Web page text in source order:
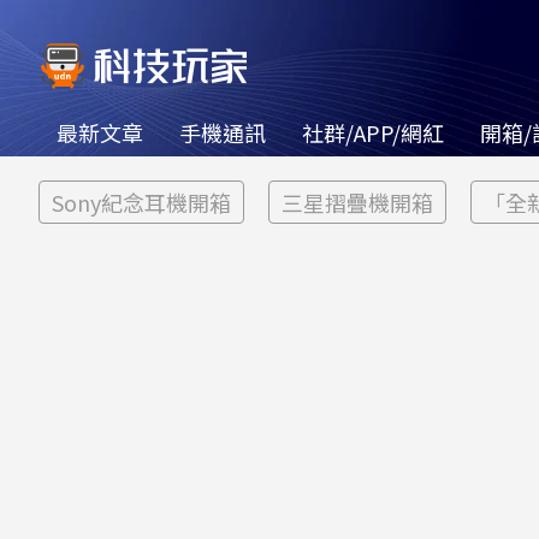
最新文章 手機通訊 社群/APP/網紅 開箱/
Sony紀念耳機開箱 三星摺疊機開箱 「